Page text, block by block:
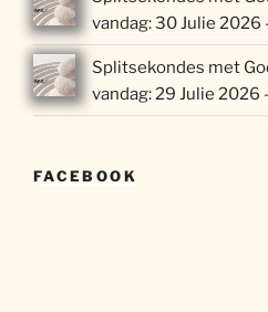
vandag: 30 Julie 2026
Splitsekondes met
vandag: 29 Julie 2026
FACEBOOK